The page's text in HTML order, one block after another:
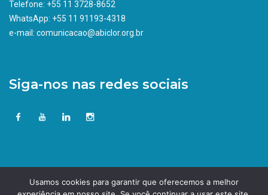
Telefone: +55 11 3728-8652
WhatsApp: +55 11 91193-4318
e-mail: comunicacao@abiclor.org.br
Siga-nos nas redes sociais
Usamos cookies para garantir que oferecemos a melhor